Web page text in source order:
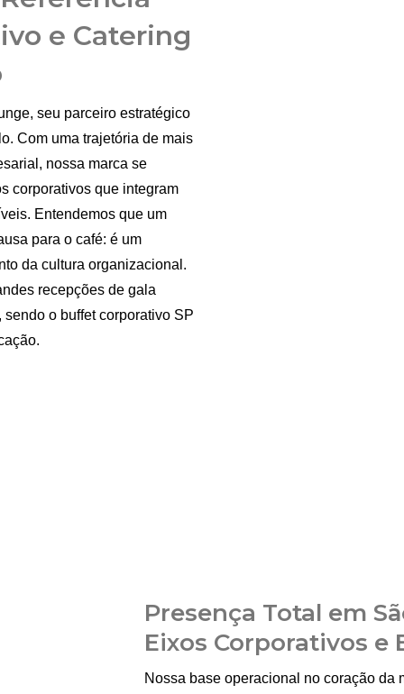
e Catering
seu parceiro estratégico
Com uma trajetória de mais
nossa marca se
corporativos que integram
Entendemos que um
para o café: é um
da cultura organizacional.
recepções de gala
o buffet corporativo SP
Presença Total em
Eixos Corporativos e
Nossa base operacional no coração da